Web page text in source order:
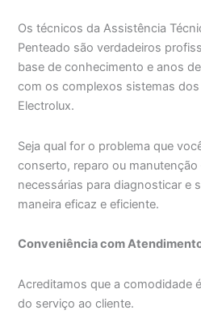
Os técnicos da Assistência
Penteado são verdadeiros
base de conhecimento e anos
com os complexos sistemas
Electrolux.
Seja qual for o problema que
conserto, reparo ou manutenção
necessárias para diagnosticar e
maneira eficaz e eficiente.
Conveniência com
Acreditamos que a comodidade
do serviço ao cliente.